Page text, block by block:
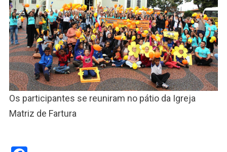
Os participantes se reuniram no pátio da Igreja
Matriz de Fartura